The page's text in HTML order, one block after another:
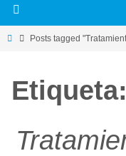
HomePosts tagged
Etiqueta: